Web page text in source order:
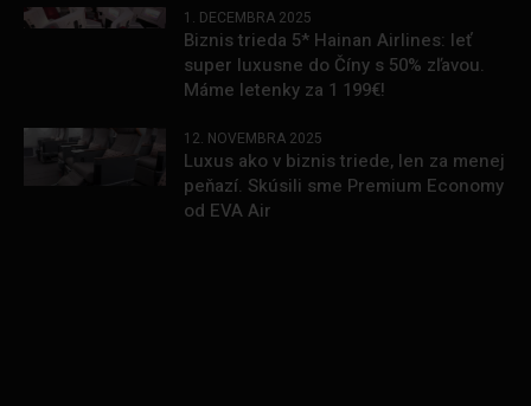
1. DECEMBRA 2025
Biznis trieda 5* Hainan Airlines: leť
super luxusne do Číny s 50% zľavou.
Máme letenky za 1 199€!
12. NOVEMBRA 2025
Luxus ako v biznis triede, len za menej
peňazí. Skúsili sme Premium Economy
od EVA Air